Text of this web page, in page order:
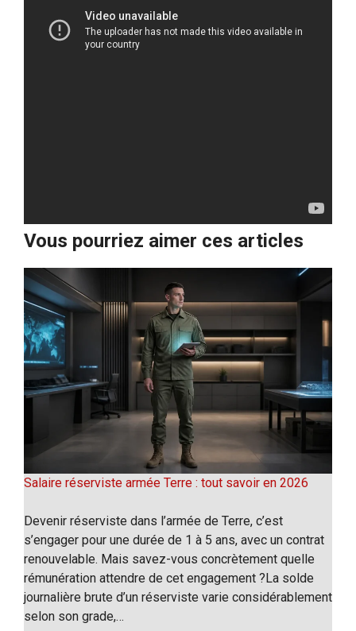
Vous pourriez aimer ces articles
Salaire réserviste armée Terre : tout savoir en 2026
Devenir réserviste dans l’armée de Terre, c’est
s’engager pour une durée de 1 à 5 ans, avec un contrat
renouvelable. Mais savez-vous concrètement quelle
rémunération attendre de cet engagement ?La solde
journalière brute d’un réserviste varie considérablement
selon son grade,…